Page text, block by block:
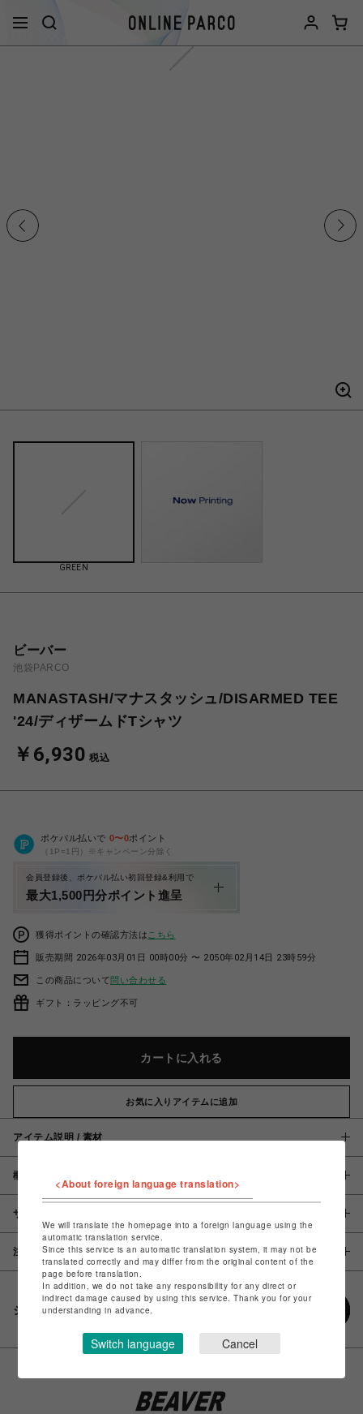
GREEN
ビーバー
池袋PARCO
MANASTASH/マナスタッシュ/DISARMED TEE
'24/ディザームドTシャツ
￥6,930 税込
ポケパル払いで 0〜0ポイント
（1P=1円）※キャンペーン分除く
会員登録後、ポケパル払い初回登録&利用で
最大1,500円分ポイント進呈
獲得ポイントの確認方法は こちら
販売期間 2026年03月01日 00時00分 〜 2050年02月14日 23時59分
この商品について問い合わせる
ギフト：ラッピング不可
カートに入れる
お気に入りアイテムに追加
アイテム説明 / 素材
概要
サイズ
注意事項
シェアする
<About foreign language translation>
We will translate the homepage into a foreign language using the
automatic translation service.
Since this service is an automatic translation system, it may not be
translated correctly and may differ from the original content of the
page before translation.
In addition, we do not take any responsibility for any direct or
indirect damage caused by using this service. Thank you for your
understanding in advance.
Switch language Cancel